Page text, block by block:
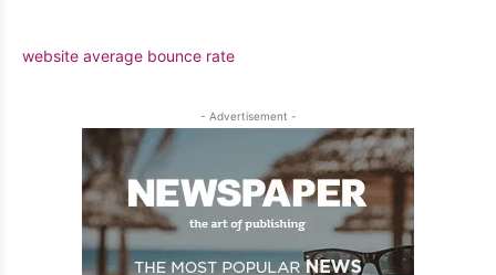
website average bounce rate
- Advertisement -